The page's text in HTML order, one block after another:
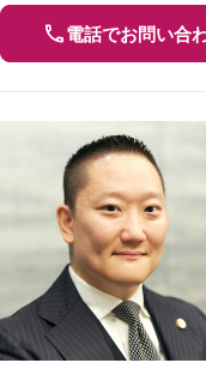
電話でお問い合